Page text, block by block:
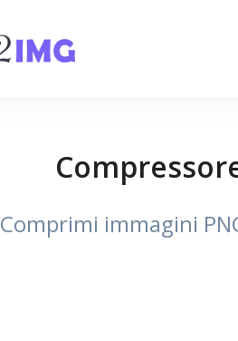
Comprimi immagini